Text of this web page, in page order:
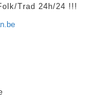
Trad 24h/24 !!!